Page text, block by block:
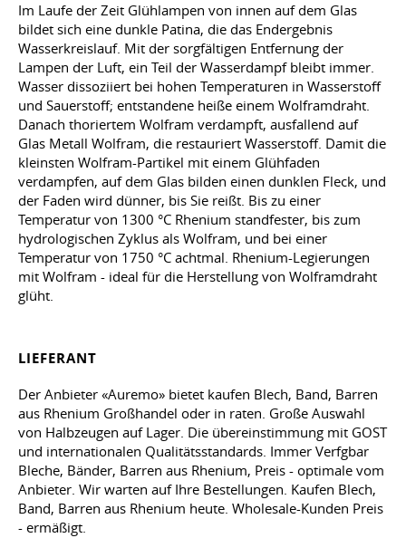
Im Laufe der Zeit Glühlampen von innen auf dem Glas
bildet sich eine dunkle Patina, die das Endergebnis
Wasserkreislauf. Mit der sorgfältigen Entfernung der
Lampen der Luft, ein Teil der Wasserdampf bleibt immer.
Wasser dissoziiert bei hohen Temperaturen in Wasserstoff
und Sauerstoff; entstandene heiße einem Wolframdraht.
Danach thoriertem Wolfram verdampft, ausfallend auf
Glas Metall Wolfram, die restauriert Wasserstoff. Damit die
kleinsten Wolfram-Partikel mit einem Glühfaden
verdampfen, auf dem Glas bilden einen dunklen Fleck, und
der Faden wird dünner, bis Sie reißt. Bis zu einer
Temperatur von 1300 °C Rhenium standfester, bis zum
hydrologischen Zyklus als Wolfram, und bei einer
Temperatur von 1750 °C achtmal. Rhenium-Legierungen
mit Wolfram - ideal für die Herstellung von Wolframdraht
glüht.
LIEFERANT
Der Anbieter «Auremo» bietet kaufen Blech, Band, Barren
aus Rhenium Großhandel oder in raten. Große Auswahl
von Halbzeugen auf Lager. Die übereinstimmung mit GOST
und internationalen Qualitätsstandards. Immer Verfgbar
Bleche, Bänder, Barren aus Rhenium, Preis - optimale vom
Anbieter. Wir warten auf Ihre Bestellungen. Kaufen Blech,
Band, Barren aus Rhenium heute. Wholesale-Kunden Preis
- ermäßigt.